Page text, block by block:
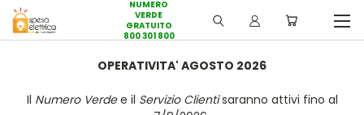
NUMERO
VERDE
GRATUITO
800 301 800
OPERATIVITA' AGOSTO 2026
Il Numero Verdee il Servizio Clientisaranno attivi fino al